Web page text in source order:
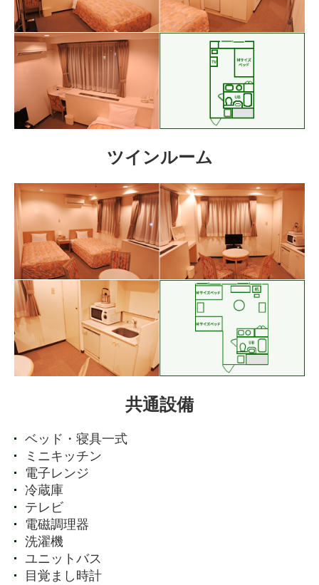
ツインルーム
共通設備
ベッド・寝具一式
ミニキッチン
電子レンジ
冷蔵庫
テレビ
電磁調理器
洗濯機
ユニットバス
目覚まし時計